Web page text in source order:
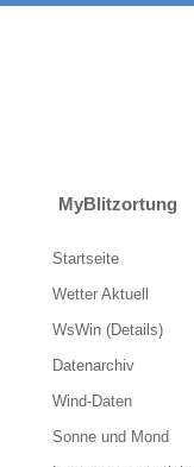
MyBlitzortung
Startseite
Wetter Aktuell
WsWin (Details)
Datenarchiv
Wind-Daten
Sonne und Mond